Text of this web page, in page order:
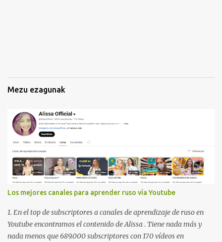
Mezu ezagunak
Los mejores canales para aprender ruso vía Youtube
1. En el top de subscriptores a canales de aprendizaje de ruso en
Youtube encontramos el contenido de Alissa . Tiene nada más y
nada menos que 689.000 subscriptores con 170 vídeos en